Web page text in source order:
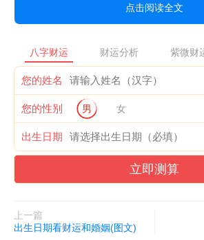
点击阅读全文
八字财运 财运分析 紫微财
您的姓名
您的性别 男 女
出生日期
立即测算
上一篇
出生日期看财运和婚姻(图文)